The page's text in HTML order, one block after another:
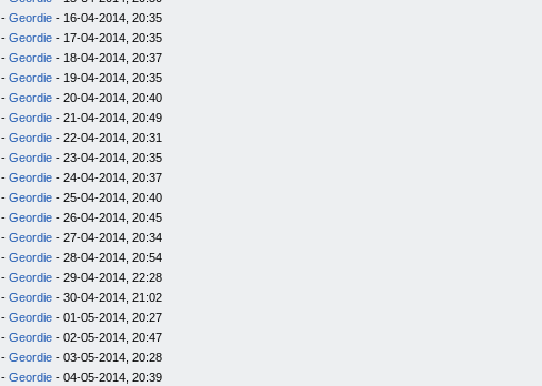
- Geordie - 16-04-2014, 20:35
- Geordie - 17-04-2014, 20:35
- Geordie - 18-04-2014, 20:37
- Geordie - 19-04-2014, 20:35
- Geordie - 20-04-2014, 20:40
- Geordie - 21-04-2014, 20:49
- Geordie - 22-04-2014, 20:31
- Geordie - 23-04-2014, 20:35
- Geordie - 24-04-2014, 20:37
- Geordie - 25-04-2014, 20:40
- Geordie - 26-04-2014, 20:45
- Geordie - 27-04-2014, 20:34
- Geordie - 28-04-2014, 20:54
- Geordie - 29-04-2014, 22:28
- Geordie - 30-04-2014, 21:02
- Geordie - 01-05-2014, 20:27
- Geordie - 02-05-2014, 20:47
- Geordie - 03-05-2014, 20:28
- Geordie - 04-05-2014, 20:39